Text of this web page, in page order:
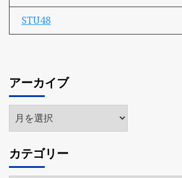
STU48
アーカイブ
ア
ー
イ
ブ
カテゴリー